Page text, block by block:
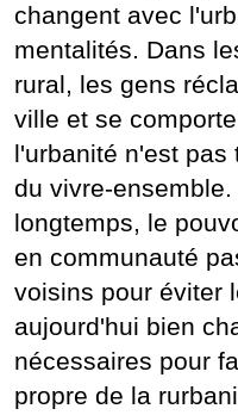
changent avec
mentalités. Dans
rural, les gens
ville et se
l'urbanité n'est pas
du vivre-
longtemps, le
en communauté
voisins pour éviter
aujourd'hui bien
nécessaires pour
propre de la